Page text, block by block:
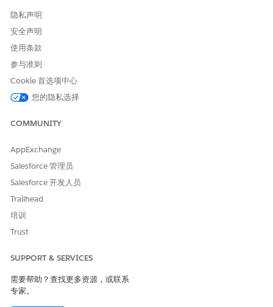
此流程图显示了信用申请在业务流程中发生的步骤。
隐私声明
安全声明
使用条款
参与准则
Cookie 首选项中心
您的隐私选择
COMMUNITY
AppExchange
Salesforce 管理员
Salesforce 开发人员
Trailhead
培训
Trust
SUPPORT & SERVICES
需要帮助？查找更多资源，或联系
专家。